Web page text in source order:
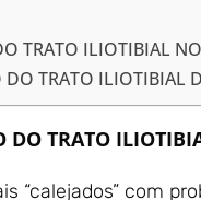
TRATO ILIOTIBIAL
DO TRATO ILIOTIBIAL
DO TRATO
“calejados” com